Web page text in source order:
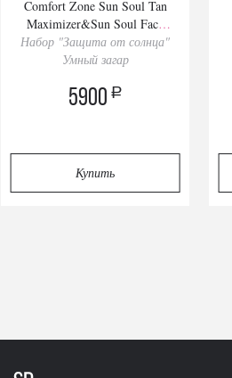
Comfort Zone Sun Soul Tan
Maximizer&Sun Soul Face
Cream SPF 30/50
Набор "Защита от солнца"
Умный загар
5900 a
Купить